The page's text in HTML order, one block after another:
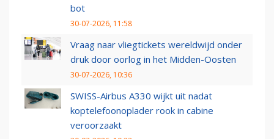
bot
30-07-2026, 11:58
Vraag naar vliegtickets wereldwijd onder
druk door oorlog in het Midden-Oosten
30-07-2026, 10:36
SWISS-Airbus A330 wijkt uit nadat
koptelefoonoplader rook in cabine
veroorzaakt